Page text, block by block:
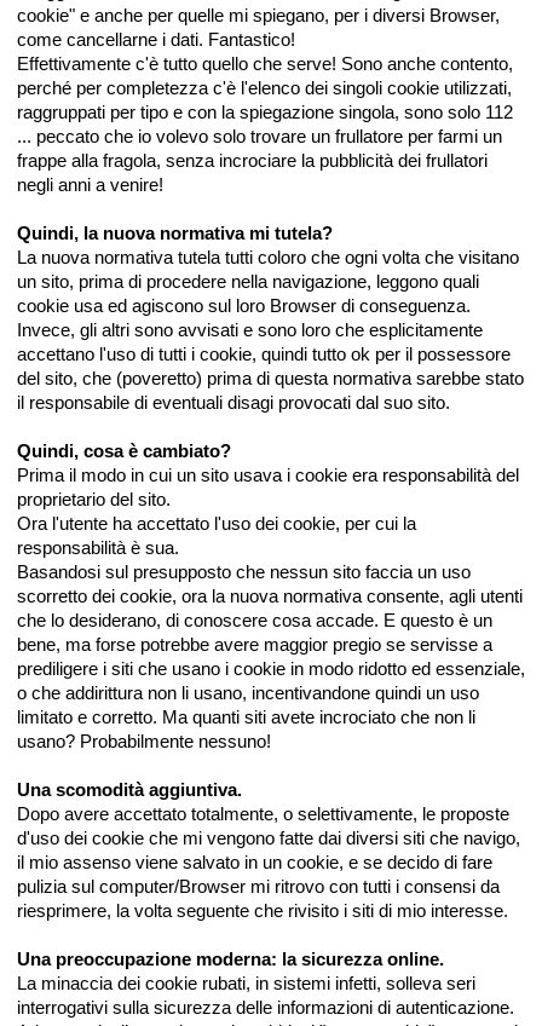
cookie" e anche per quelle mi spiegano, per i diversi Browser,
come cancellarne i dati. Fantastico!
Effettivamente c'è tutto quello che serve! Sono anche contento,
perché per completezza c'è l'elenco dei singoli cookie utilizzati,
raggruppati per tipo e con la spiegazione singola, sono solo 112
... peccato che io volevo solo trovare un frullatore per farmi un
frappe alla fragola, senza incrociare la pubblicità dei frullatori
negli anni a venire!
Quindi, la nuova normativa mi tutela?
La nuova normativa tutela tutti coloro che ogni volta che visitano
un sito, prima di procedere nella navigazione, leggono quali
cookie usa ed agiscono sul loro Browser di conseguenza.
Invece, gli altri sono avvisati e sono loro che esplicitamente
accettano l'uso di tutti i cookie, quindi tutto ok per il possessore
del sito, che (poveretto) prima di questa normativa sarebbe stato
il responsabile di eventuali disagi provocati dal suo sito.
Quindi, cosa è cambiato?
Prima il modo in cui un sito usava i cookie era responsabilità del
proprietario del sito.
Ora l'utente ha accettato l'uso dei cookie, per cui la
responsabilità è sua.
Basandosi sul presupposto che nessun sito faccia un uso
scorretto dei cookie, ora la nuova normativa consente, agli utenti
che lo desiderano, di conoscere cosa accade. E questo è un
bene, ma forse potrebbe avere maggior pregio se servisse a
prediligere i siti che usano i cookie in modo ridotto ed essenziale,
o che addirittura non li usano, incentivandone quindi un uso
limitato e corretto. Ma quanti siti avete incrociato che non li
usano? Probabilmente nessuno!
Una scomodità aggiuntiva.
Dopo avere accettato totalmente, o selettivamente, le proposte
d'uso dei cookie che mi vengono fatte dai diversi siti che navigo,
il mio assenso viene salvato in un cookie, e se decido di fare
pulizia sul computer/Browser mi ritrovo con tutti i consensi da
riesprimere, la volta seguente che rivisito i siti di mio interesse.
Una preoccupazione moderna: la sicurezza online.
La minaccia dei cookie rubati, in sistemi infetti, solleva seri
interrogativi sulla sicurezza delle informazioni di autenticazione.